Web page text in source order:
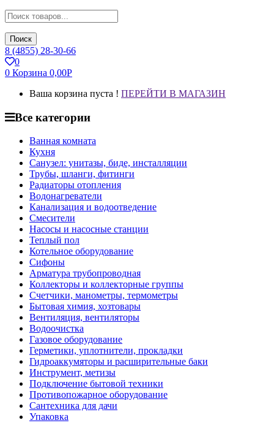
Поиск
8 (4855) 28-30-66
0
0 Корзина 0,00Р
Ваша корзина пуста ! ПЕРЕЙТИ В МАГАЗИН
Все категории
Ванная комната
Кухня
Санузел: унитазы, биде, инсталляции
Трубы, шланги, фитинги
Радиаторы отопления
Водонагреватели
Канализация и водоотведение
Смесители
Насосы и насосные станции
Теплый пол
Котельное оборудование
Сифоны
Арматура трубопроводная
Коллекторы и коллекторные группы
Счетчики, манометры, термометры
Бытовая химия, хозтовары
Вентиляция, вентиляторы
Водоочистка
Газовое оборудование
Герметики, уплотнители, прокладки
Гидроаккумяторы и расширительные баки
Инструмент, метизы
Подключение бытовой техники
Противопожарное оборудование
Сантехника для дачи
Упаковка